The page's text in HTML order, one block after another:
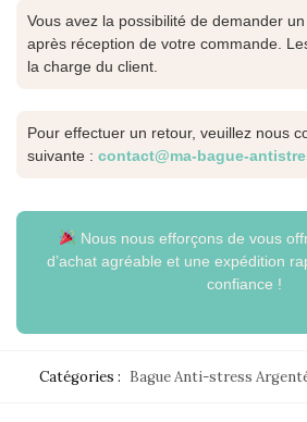
Vous avez la possibilité de demander
après réception de votre commande.
la charge du client.
Pour effectuer un retour, veuillez nous
suivante : contact@ma-bague-
Nous nous efforçons de vous
d’achat agréable et une expédition
confiance !
Catégories : Bague Anti-stress